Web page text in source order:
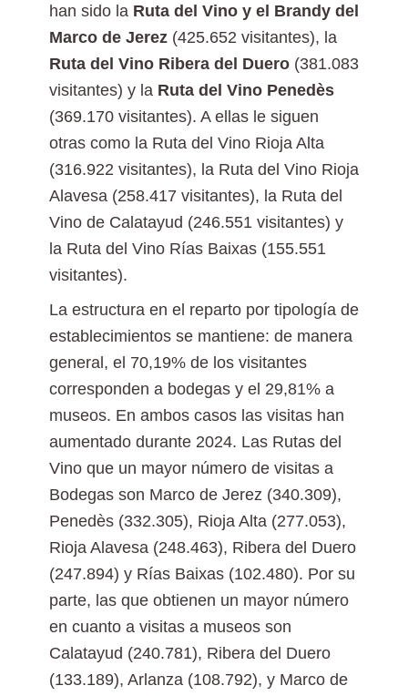
han sido la Ruta del Vino y el Brandy del
Marco de Jerez (425.652 visitantes), la
Ruta del Vino Ribera del Duero (381.083
visitantes) y la Ruta del Vino Penedès
(369.170 visitantes). A ellas le siguen
otras como la Ruta del Vino Rioja Alta
(316.922 visitantes), la Ruta del Vino Rioja
Alavesa (258.417 visitantes), la Ruta del
Vino de Calatayud (246.551 visitantes) y
la Ruta del Vino Rías Baixas (155.551
visitantes).
La estructura en el reparto por tipología de
establecimientos se mantiene: de manera
general, el 70,19% de los visitantes
corresponden a bodegas y el 29,81% a
museos. En ambos casos las visitas han
aumentado durante 2024. Las Rutas del
Vino que un mayor número de visitas a
Bodegas son Marco de Jerez (340.309),
Penedès (332.305), Rioja Alta (277.053),
Rioja Alavesa (248.463), Ribera del Duero
(247.894) y Rías Baixas (102.480). Por su
parte, las que obtienen un mayor número
en cuanto a visitas a museos son
Calatayud (240.781), Ribera del Duero
(133.189), Arlanza (108.792), y Marco de